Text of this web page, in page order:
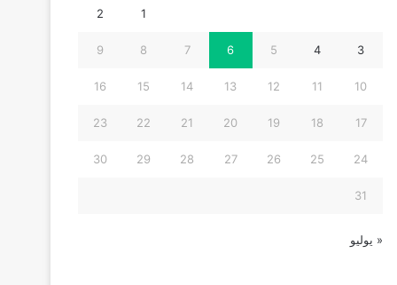
1
2
3
4
5
6
7
8
9
10
11
12
13
14
15
16
17
18
19
20
21
22
23
24
25
26
27
28
29
30
31
« يوليو